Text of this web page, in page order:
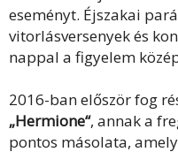
eseményt. Éjszakai
vitorlásversenyek és
nappal a figyelem
2016-ban először fog
„Hermione“, annak a
pontos másolata,